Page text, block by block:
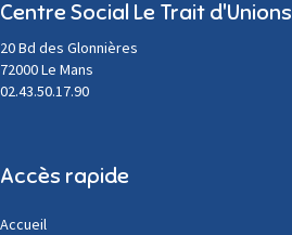
Centre Social Le Trait d'Unions
20 Bd des Glonnières
72000 Le Mans
02.43.50.17.90
Accès rapide
Accueil